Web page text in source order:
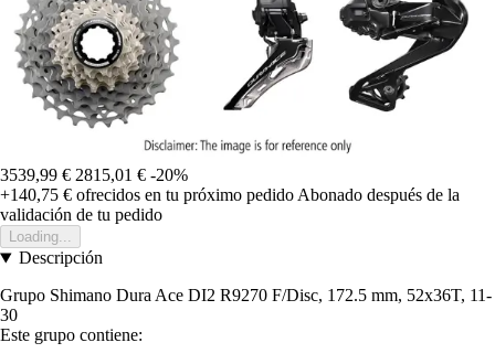
3539,99 € 2815,01 € -20%
+140,75 € ofrecidos en tu próximo pedido Abonado después de la
validación de tu pedido
Loading...
Descripción
Grupo Shimano Dura Ace DI2 R9270 F/Disc, 172.5 mm, 52x36T, 11-
30
Este grupo contiene: